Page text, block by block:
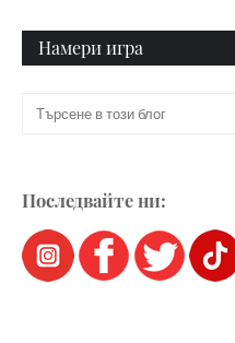
Намери игра
Последвайте ни: